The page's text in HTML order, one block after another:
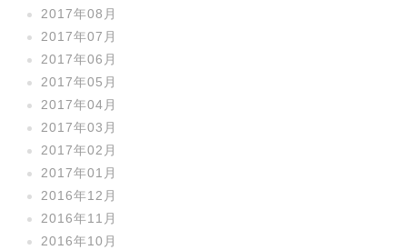
2017年08月
2017年07月
2017年06月
2017年05月
2017年04月
2017年03月
2017年02月
2017年01月
2016年12月
2016年11月
2016年10月